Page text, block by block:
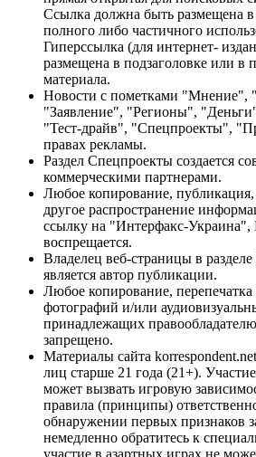
Ссылка должна быть размещена в
полного либо частичного
Гиперссылка (для интернет-
размещена в подзаголовке или в
материала.
Новости с пометками "Мнение",
"Заявление", "Регионы",
"Тест-драйв", "Спецпроекты",
правах рекламы.
Раздел Спецпроекты создается
коммерческими партнерами.
Любое копирование,
другое распространение
ссылку на "Интерфакс-Украина",
воспрещается.
Владелец веб-страницы в
является автор публикации.
Любое копирование,
фотографий и/или
принадлежащих
запрещено.
Материалы сайта
лиц старше 21 года (21+).
может вызвать игровую
правила (принципы)
обнаружении первых признаков
немедленно обратитесь к
участие в азартных играх не